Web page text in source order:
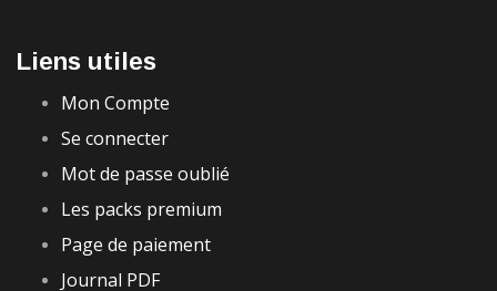
Liens utiles
Mon Compte
Se connecter
Mot de passe oublié
Les packs premium
Page de paiement
Journal PDF